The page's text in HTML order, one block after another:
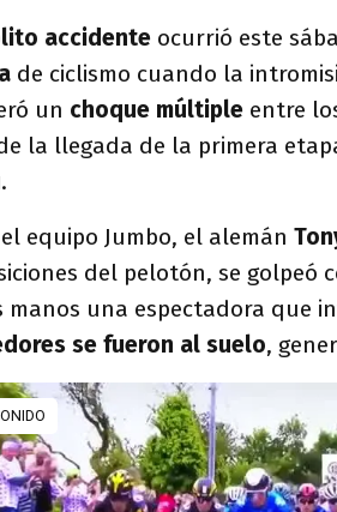
accidente ocurrió este
de ciclismo cuando la
un choque múltiple entre
la llegada de la primera
.
equipo Jumbo, el alemán
del pelotón, se
manos una espectadora que
se fueron al suelo,